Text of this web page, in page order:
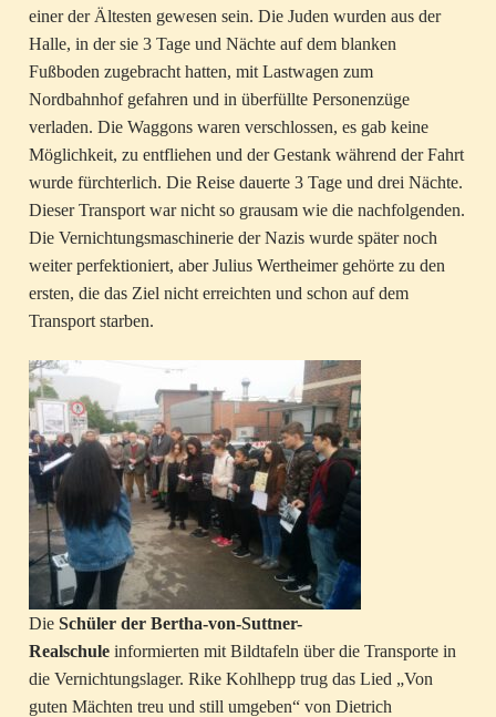
einer der Ältesten gewesen sein. Die Juden wurden aus der
Halle, in der sie 3 Tage und Nächte auf dem blanken
Fußboden zugebracht hatten, mit Lastwagen zum
Nordbahnhof gefahren und in überfüllte Personenzüge
verladen. Die Waggons waren verschlossen, es gab keine
Möglichkeit, zu entfliehen und der Gestank während der Fahrt
wurde fürchterlich. Die Reise dauerte 3 Tage und drei Nächte.
Dieser Transport war nicht so grausam wie die nachfolgenden.
Die Vernichtungsmaschinerie der Nazis wurde später noch
weiter perfektioniert, aber Julius Wertheimer gehörte zu den
ersten, die das Ziel nicht erreichten und schon auf dem
Transport starben.
Die Schüler der Bertha-von-Suttner-
Realschule informierten mit Bildtafeln über die Transporte in
die Vernichtungslager. Rike Kohlhepp trug das Lied „Von
guten Mächten treu und still umgeben“ von Dietrich